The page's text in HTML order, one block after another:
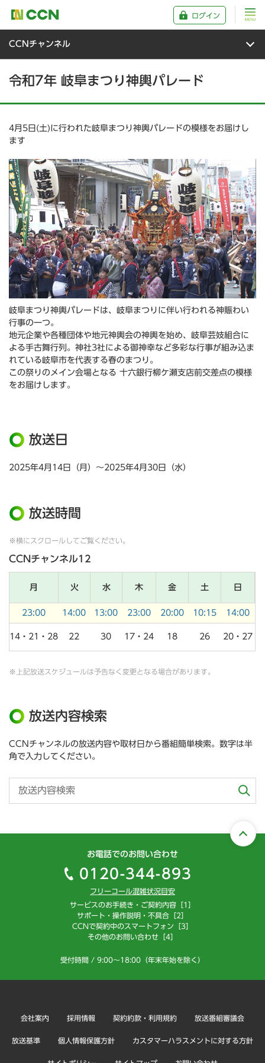
ログイン
CCNチャンネル
令和7年 岐阜まつり神輿パレード
4月5日(土)に行われた岐阜まつり神輿パレードの模様をお届けし
ます
岐阜まつり神輿パレードは、岐阜まつりに伴い行われる神賑わい
行事の一つ。
地元企業や各種団体や地元神輿会の神輿を始め、岐阜芸妓組合に
よる手古舞行列。神社3社による御神幸など多彩な行事が組み込ま
れている岐阜市を代表する春のまつり。
この祭りのメイン会場となる 十六銀行柳ケ瀬支店前交差点の模様
をお届けします。
放送日
2025年4月14日（月）～2025年4月30日（水）
放送時間
※横にスクロールしてご覧ください。
CCNチャンネル12
月 火 水 木 金 土 日
23:00 14:00 13:00 23:00 20:00 10:15 14:00
14・21・28 22 30 17・24 18 26 20・27
※上記放送スケジュールは予告なく変更となる場合があります。
放送内容検索
CCNチャンネルの放送内容や取材日から番組簡単検索。数字は半
角で入力してください。
お電話でのお問い合わせ
0120-344-893
フリーコール混雑状況目安
サービスのお手続き・ご契約内容［1］
サポート・操作説明・不具合［2］
CCNで契約中のスマートフォン［3］
その他のお問い合わせ［4］
受付時間 / 9:00～18:00（年末年始を除く）
会社案内 採用情報 契約約款・利用規約 放送番組審議会
放送基準 個人情報保護方針 カスタマーハラスメントに対する方針